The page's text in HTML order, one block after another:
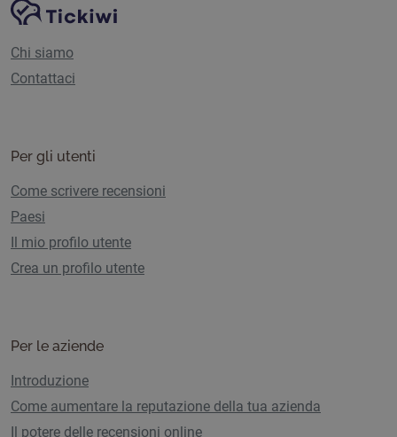
Navigazione del sito
Piattaforma Tickiwi
Chi siamo
Contattaci
Per gli utenti
Come scrivere recensioni
Paesi
Il mio profilo utente
Crea un profilo utente
Per le aziende
Introduzione
Come aumentare la reputazione della tua azienda
Il potere delle recensioni online